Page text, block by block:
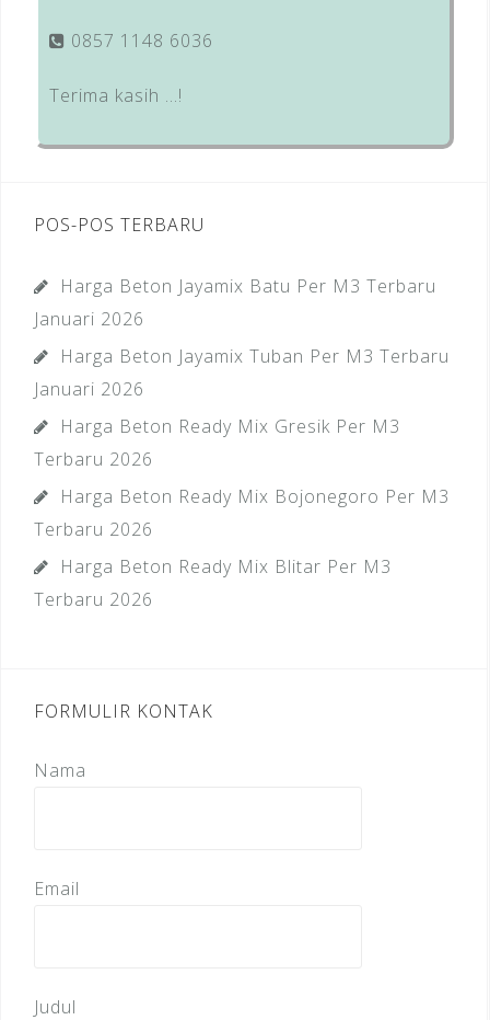
0857 1148 6036
Terima kasih …!
POS-POS TERBARU
Harga Beton Jayamix Batu Per M3 Terbaru
Januari 2026
Harga Beton Jayamix Tuban Per M3 Terbaru
Januari 2026
Harga Beton Ready Mix Gresik Per M3
Terbaru 2026
Harga Beton Ready Mix Bojonegoro Per M3
Terbaru 2026
Harga Beton Ready Mix Blitar Per M3
Terbaru 2026
FORMULIR KONTAK
Nama
Email
Judul